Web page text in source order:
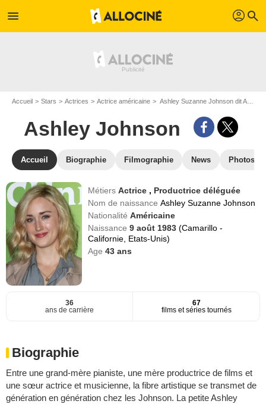
menu profil search
Accueil Stars Actrices Actrice américaine Ashley Suzanne Johnson dit Ashley Johnson
Ashley Johnson
Accueil Biographie Filmographie News Photos
MétiersActrice , Productrice déléguée
Nom de naissanceAshley Suzanne Johnson
NationalitéAméricaine
Naissance9 août 1983(Camarillo -
Californie, Etats-Unis)
Age43 ans
36
ans de carrière
67
films et séries tournés
Biographie
Entre une grand-mère pianiste, une mère productrice de films et
une sœur actrice et musicienne, la fibre artistique se transmet de
génération en génération chez les Johnson. La petite Ashley